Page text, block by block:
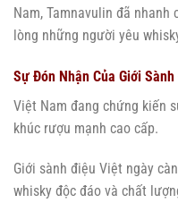
Nam, Tamnavulin đã
lòng những người yêu
Sự Đón Nhận Của Giới
Việt Nam đang chứng kiến
khúc rượu mạnh cao cấp.
Giới sành điệu Việt ngày
whisky độc đáo và chất